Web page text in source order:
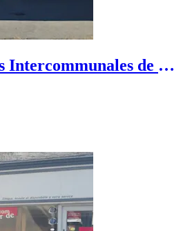
Intercommunales de la